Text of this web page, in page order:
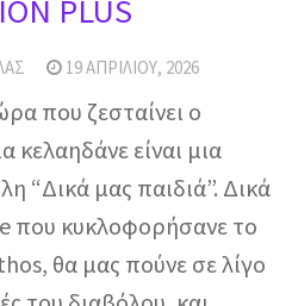
PLUS
19 ΑΠΡΙΛΊΟΥ, 2026
που ζεσταίνει ο
κελαηδάνε είναι μια
“Δικά μας παιδιά”. Δικά
που κυκλοφορήσανε το
θα μας πούνε σε λίγο